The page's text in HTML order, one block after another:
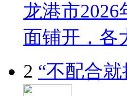
龙港市
面铺开，各
2 “不配合就